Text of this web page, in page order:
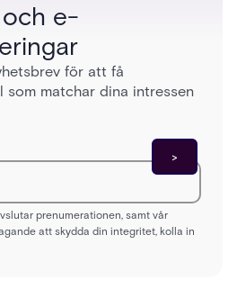
e-
för att få
som matchar dina intressen
prenumerationen, samt vår
att skydda din integritet, kolla in